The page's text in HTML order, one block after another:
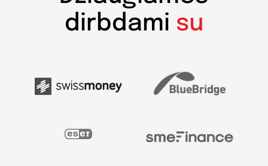
dirbdami su